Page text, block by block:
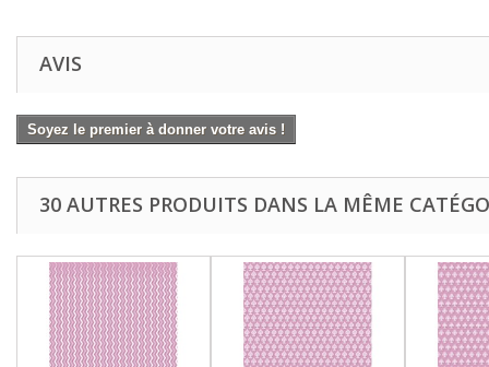
AVIS
Soyez le premier à donner votre avis !
30 AUTRES PRODUITS DANS LA MÊME